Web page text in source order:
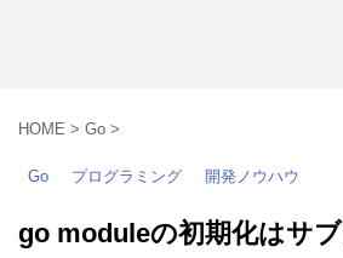
HOME > Go >
Go プログラミング 開発ノウハウ
go moduleの初期化はサ